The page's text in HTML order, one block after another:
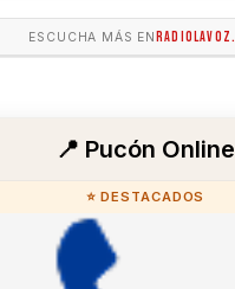
📍 Pucón Online
⭐ DESTACADOS